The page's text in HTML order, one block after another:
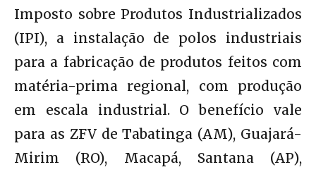
Imposto sobre Produtos Industrializados
(IPI), a instalação de polos industriais
para a fabricação de produtos feitos com
matéria-prima regional, com produção
em escala industrial. O benefício vale
para as ZFV de Tabatinga (AM), Guajará-
Mirim (RO), Macapá, Santana (AP),